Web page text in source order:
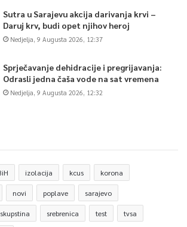
Sutra u Sarajevu akcija darivanja krvi –
Daruj krv, budi opet njihov heroj
Nedjelja, 9 Augusta 2026, 12:37
Sprječavanje dehidracije i pregrijavanja:
Odrasli jedna čaša vode na sat vremena
Nedjelja, 9 Augusta 2026, 12:32
izolacija kcus korona
novi poplave sarajevo
skupstina srebrenica test tvsa